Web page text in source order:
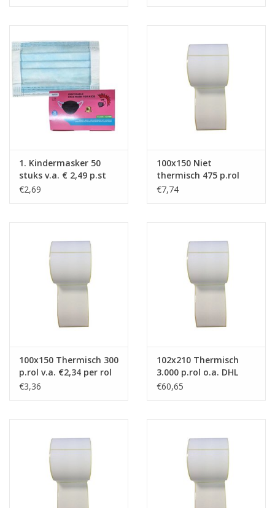
1. Kindermasker 50
stuks v.a. € 2,49 p.st
€2,69
100x150 Niet
thermisch 475 p.rol
€7,74
100x150 Thermisch 300
p.rol v.a. €2,34 per rol
€3,36
102x210 Thermisch
3.000 p.rol o.a. DHL
€60,65